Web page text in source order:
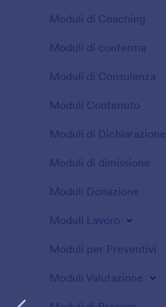
Moduli di Coaching
Moduli di conferma
Moduli di Consulenza
Moduli Contenuto
Moduli di Dichiarazione
Moduli di dimissione
Moduli Donazione
Moduli Lavoro
Moduli per Preventivi
Moduli Valutazione